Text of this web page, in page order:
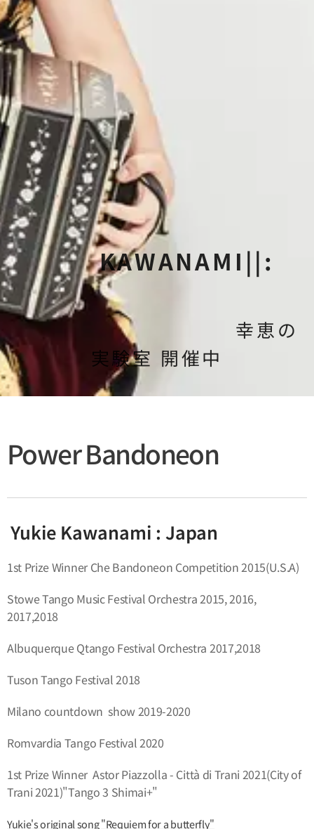
KAWANAMI||:
幸恵の
実験室 開催中
Power Bandoneon
Yukie Kawanami : Japan
1st Prize Winner Che Bandoneon Competition 2015(U.S.A)
Stowe Tango Music Festival Orchestra 2015, 2016,
2017,2018
Albuquerque Qtango Festival Orchestra 2017,2018
Tuson Tango Festival 2018
Milano countdown show 2019-2020
Romvardia Tango Festival 2020
1st Prize Winner Astor Piazzolla - Città di Trani 2021(City of
Trani 2021)"Tango 3 Shimai+"
Yukie's original song "Requiem for a butterfly"